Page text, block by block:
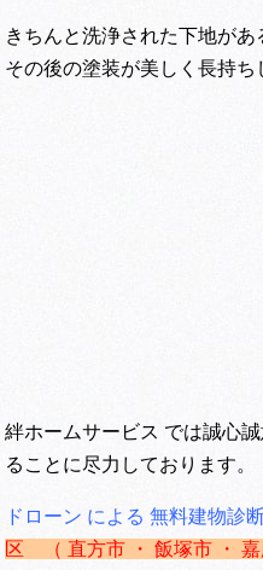
きちんと洗浄された下地があ
その後の塗装が美しく長持ち
絆ホームサービス では誠心
ることに尽力しております。
ドローン による 無料建物診
区 （ 直方市 ・ 飯塚市 ・ 嘉